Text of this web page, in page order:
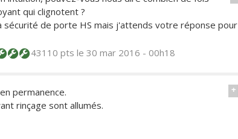
qui clignotent ?
sécurité de porte HS mais j'attends votre réponse pour
43110 pts le 30 mar 2016 - 00h18
+
permanence.
rinçage sont allumés.